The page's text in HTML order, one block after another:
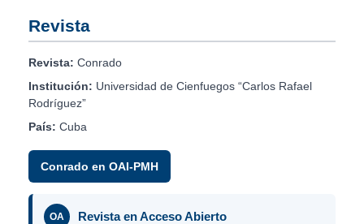
Revista
Revista: Conrado
Institución: Universidad de Cienfuegos “Carlos Rafael
Rodríguez”
País: Cuba
Conrado en OAI-PMH
OA Revista en Acceso Abierto